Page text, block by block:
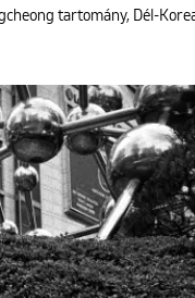
tartomány, Dél-